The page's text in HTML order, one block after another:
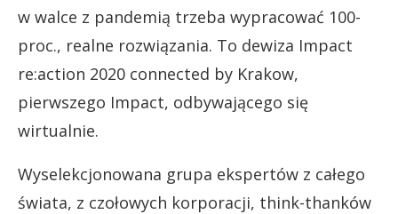
w walce z pandemią trzeba wypracować 100-
proc., realne rozwiązania. To dewiza Impact
re:action 2020 connected by Krakow,
pierwszego Impact, odbywającego się
wirtualnie.
Wyselekcjonowana grupa ekspertów z całego
świata, z czołowych korporacji, think-thanków